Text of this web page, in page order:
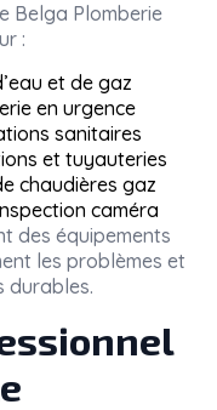
Belga Plomberie
:
et de gaz
en urgence
sanitaires
et tuyauteries
chaudières gaz
caméra
des équipements
les problèmes et
durables.